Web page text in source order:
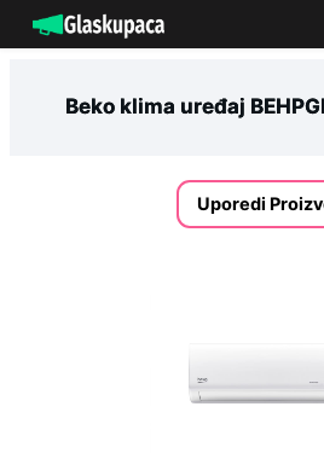
na
Beko klima uređaj
Uporedi